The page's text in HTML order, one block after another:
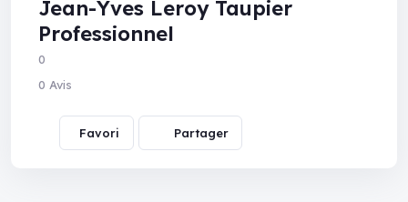
Jean-Yves Leroy Taupier
Professionnel
0
0 Avis
Partager